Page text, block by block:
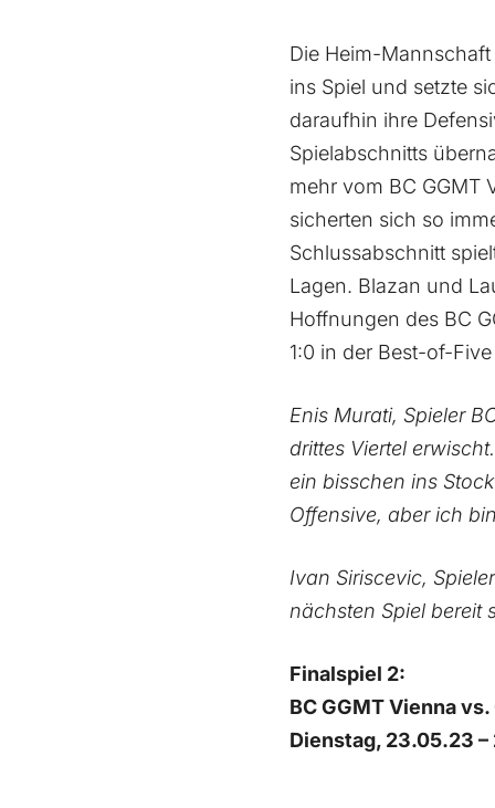
Die Heim-
ins Spiel und setzte
daraufhin ihre
Spielabschnitts
mehr vom BC GGMT
sicherten sich so
Schlussabschnitt
Lagen. Blazan und
Hoffnungen des BC
1:0 in der Best-of-
Enis Murati, Spieler
drittes Viertel
ein bisschen ins
Offensive, aber ich
Ivan Siriscevic,
nächsten Spiel bereit
Finalspiel 2:
BC GGMT Vienna
Dienstag, 23.05.23 –